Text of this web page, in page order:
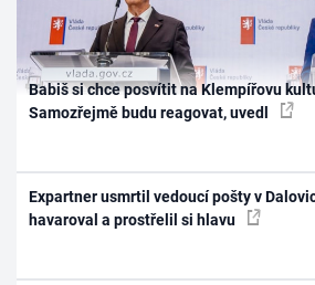
Babiš si chce posvítit na Klempířovu
Samozřejmě budu reagovat, uvedl
Expartner usmrtil vedoucí pošty v
havaroval a prostřelil si hlavu